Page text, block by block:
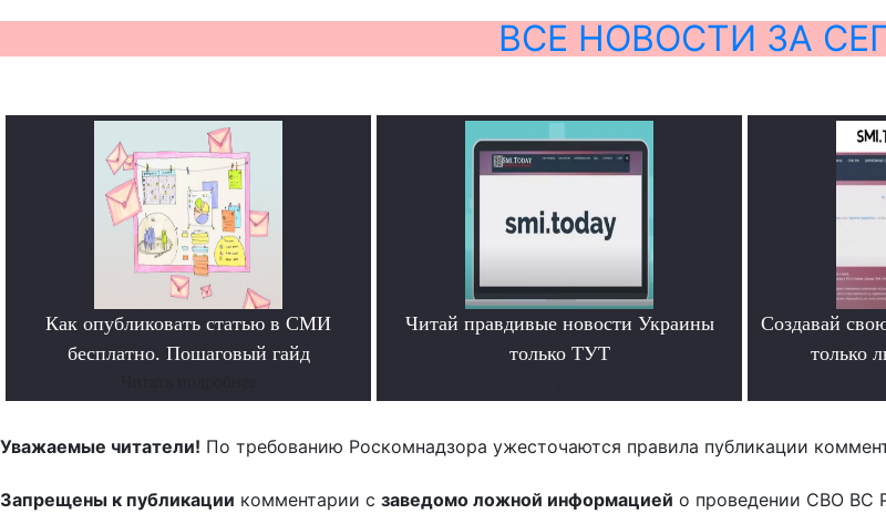
ВСЕ НОВОСТИ ЗА
Как опубликовать статью в СМИ
бесплатно. Пошаговый гайд
Читай правдивые новости Украины
только ТУТ
Создавай
только
Уважаемые читатели! По требованию Роскомнадзора ужесточаются правила публикации
Запрещены к публикации комментарии с заведомо ложной информацией о проведении СВО ВС